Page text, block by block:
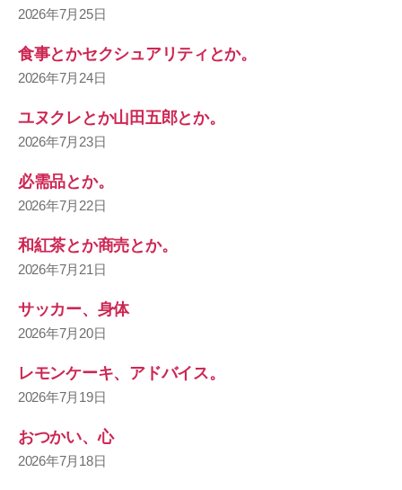
2026年7月25日
食事とかセクシュアリティとか。
2026年7月24日
ユヌクレとか山田五郎とか。
2026年7月23日
必需品とか。
2026年7月22日
和紅茶とか商売とか。
2026年7月21日
サッカー、身体
2026年7月20日
レモンケーキ、アドバイス。
2026年7月19日
おつかい、心
2026年7月18日